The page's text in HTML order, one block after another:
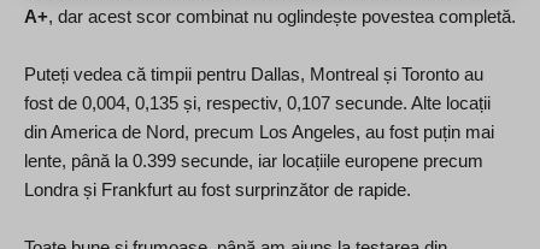
A+, dar acest scor combinat nu oglindește povestea completă.
Puteți vedea că timpii pentru Dallas, Montreal și Toronto au
fost de 0,004, 0,135 și, respectiv, 0,107 secunde. Alte locații
din America de Nord, precum Los Angeles, au fost puțin mai
lente, până la 0.399 secunde, iar locațiile europene precum
Londra și Frankfurt au fost surprinzător de rapide.